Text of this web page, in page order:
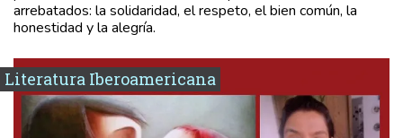
arrebatados: la solidaridad, el respeto, el bien común, la
honestidad y la alegría.
Literatura Iberoamericana